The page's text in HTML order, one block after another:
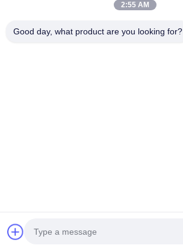
2:55 AM
Good day, what product are you looking for?